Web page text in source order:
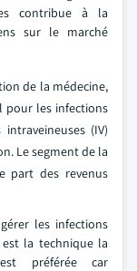
contribue à la
sur le marché
de la médecine,
pour les infections
(IV)
Le segment de la
part des revenus
les infections
la technique la
préférée car